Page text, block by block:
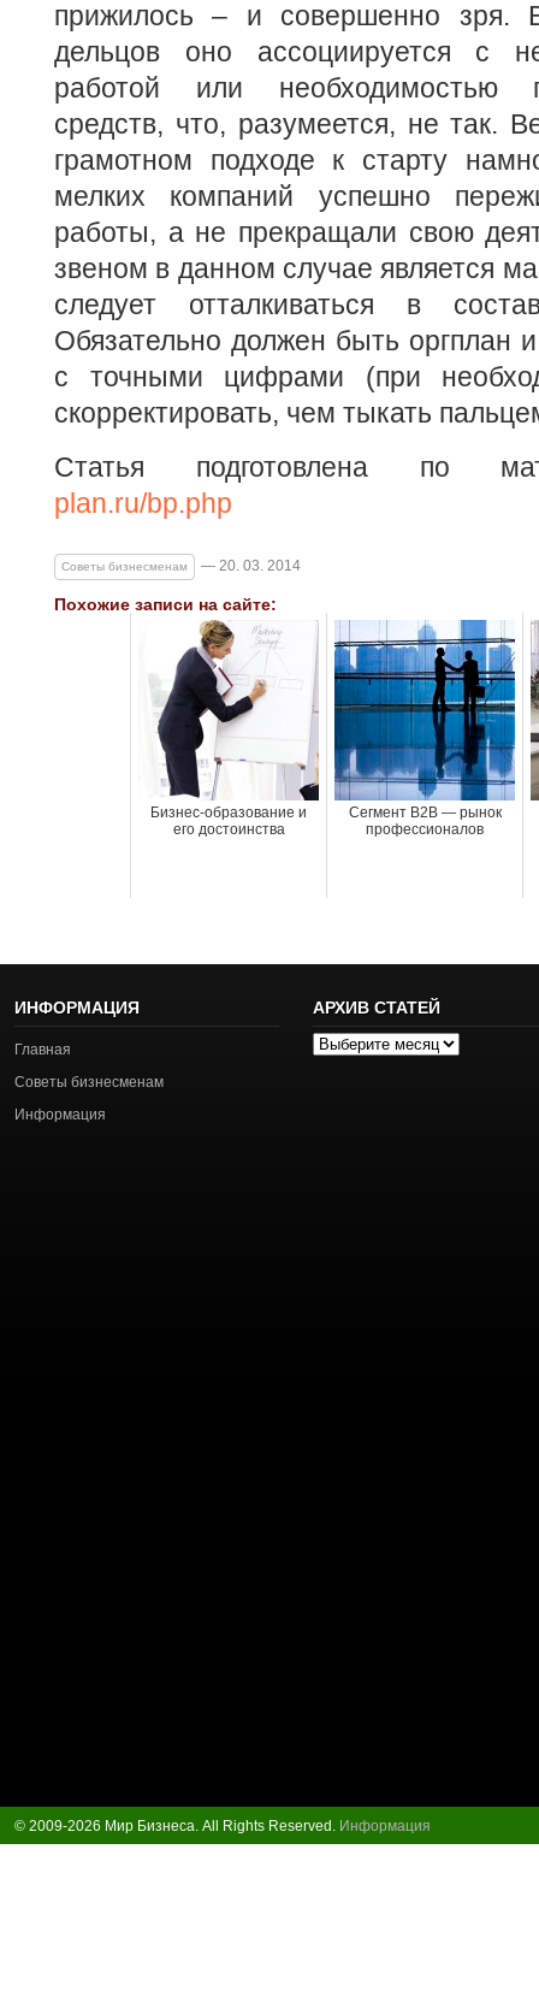
прижилось – и совершенно зря.
дельцов оно ассоциируется с
работой или необходимостью
средств, что, разумеется, не так.
грамотном подходе к старту
мелких компаний успешно
работы, а не прекращали свою
звеном в данном случае является
следует отталкиваться в
Обязательно должен быть оргплан
с точными цифрами (при
скорректировать, чем тыкать
Статья подготовлена по
plan.ru/bp.php
Советы бизнесменам — 20. 03. 2014
Похожие записи на сайте:
Бизнес-образование и
его достоинства
Сегмент B2B — рынок
профессионалов
ИНФОРМАЦИЯ
Главная
Советы бизнесменам
Информация
АРХИВ СТАТЕЙ
Архив
© 2009-2026 Мир Бизнеса. All Rights Reserved. Информация